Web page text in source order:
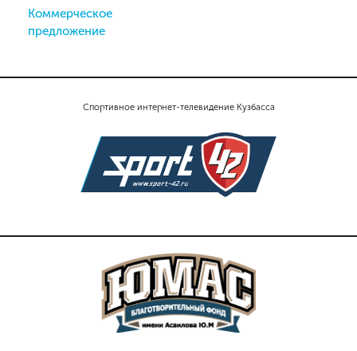
Спортивное интернет-телевидение Кузбасса
Коммерческое
предложение